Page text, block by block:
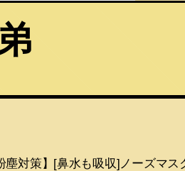
対策】[鼻水も吸収]ノーズマ